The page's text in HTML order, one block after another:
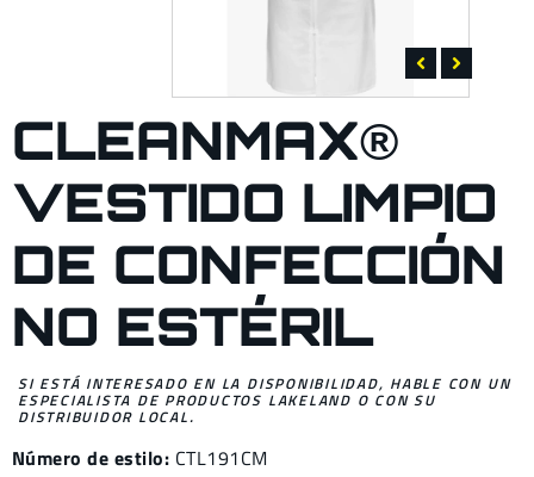
CLEANMAX®
VESTIDO LIMPIO
DE CONFECCIÓN
NO ESTÉRIL
SI ESTÁ INTERESADO EN LA DISPONIBILIDAD, HABLE CON UN
ESPECIALISTA DE PRODUCTOS LAKELAND O CON SU
DISTRIBUIDOR LOCAL.
Número de estilo: CTL191CM